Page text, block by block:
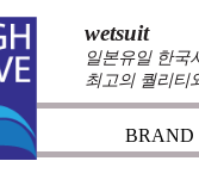
wetsuit
일본유일 한국
최고의 퀄리티
BRAND